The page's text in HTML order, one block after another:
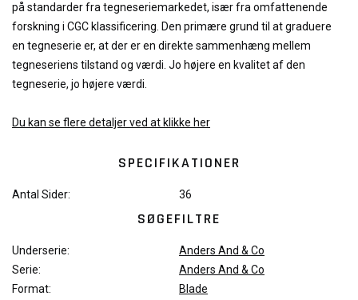
på standarder fra tegneseriemarkedet, især fra omfattenende
forskning i CGC klassificering. Den primære grund til at graduere
en tegneserie er, at der er en direkte sammenhæng mellem
tegneseriens tilstand og værdi. Jo højere en kvalitet af den
tegneserie, jo højere værdi.
Du kan se flere detaljer ved at klikke her
SPECIFIKATIONER
Antal Sider: 36
SØGEFILTRE
Underserie:
Anders And & Co
Serie:
Anders And & Co
Format:
Blade